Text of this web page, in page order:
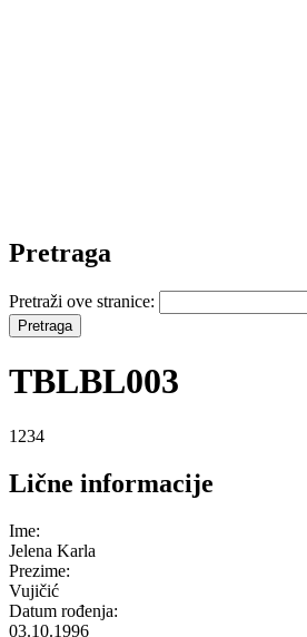
Pretraga
Pretraži ove stranice:
TBLBL003
1234
Lične informacije
Ime:
Jelena Karla
Prezime:
Vujičić
Datum rođenja:
03.10.1996